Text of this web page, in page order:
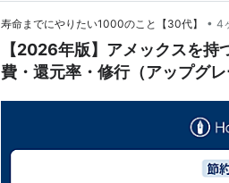
寿命までにやりたい1000のこと【30代】 • 4
【2026年版】アメックスを
費・還元率・修行（アップグ